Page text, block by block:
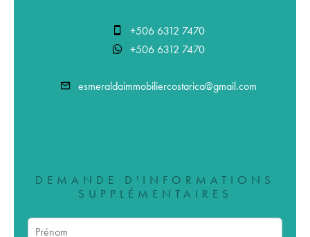
+506 6312 7470
+506 6312 7470
esmeraldaimmobiliercostarica@gmail.com
DEMANDE D'INFORMATIONS
SUPPLÉMENTAIRES